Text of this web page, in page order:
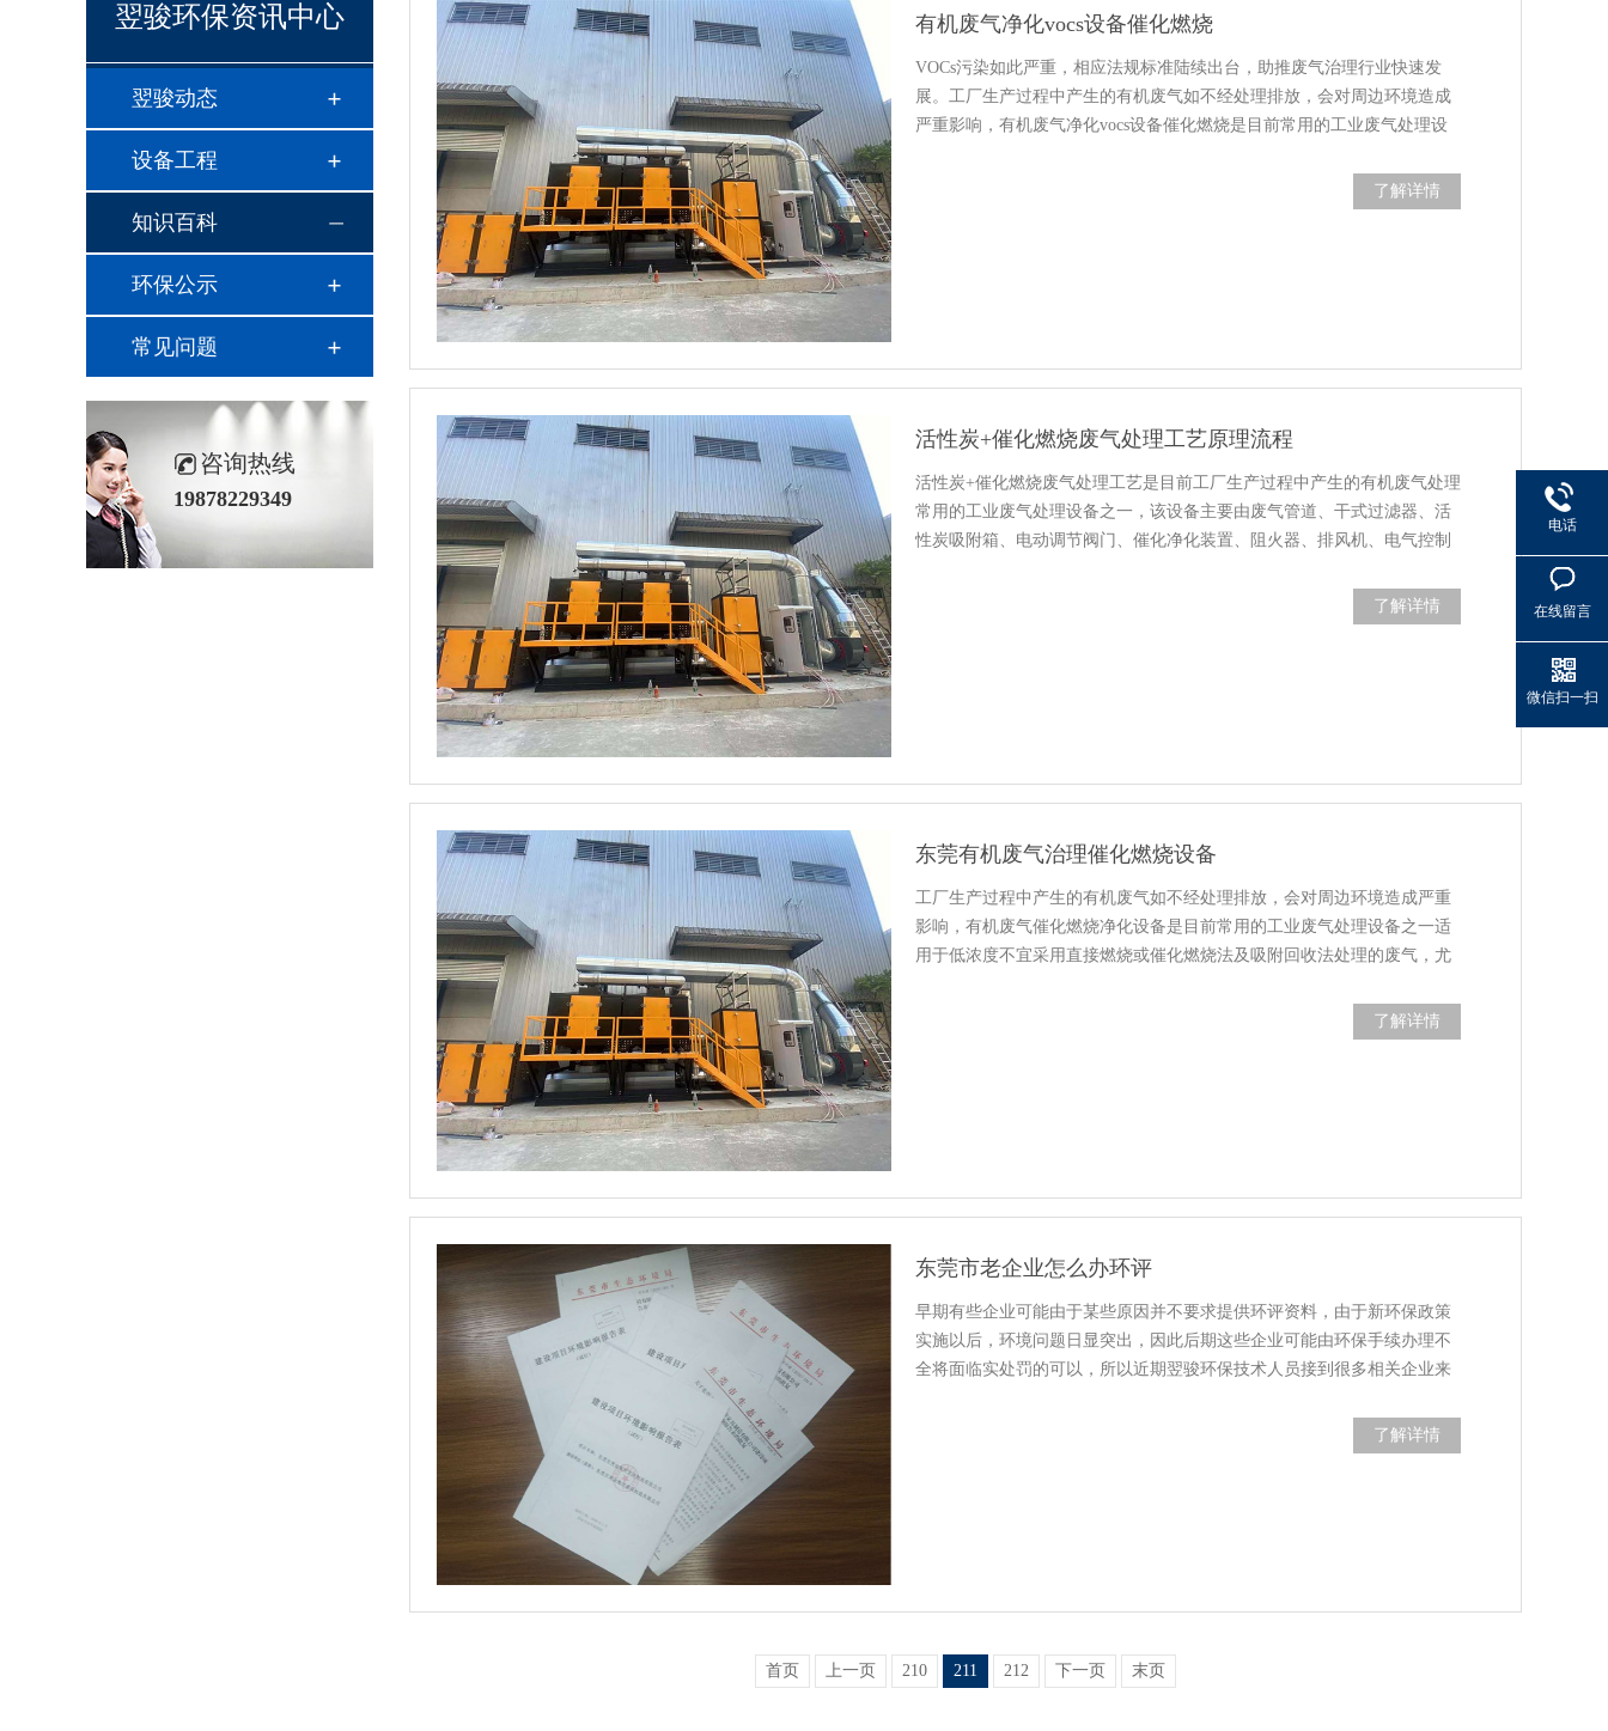
翌骏环保资讯中心
翌骏动态
设备工程
知识百科
环保公示
常见问题
咨询热线
19878229349
有机废气净化vocs设备催化燃烧
VOCs污染如此严重，相应法规标准陆续出台，助推废气治理行业快速发
展。工厂生产过程中产生的有机废气如不经处理排放，会对周边环境造成
严重影响，有机废气净化vocs设备催化燃烧是目前常用的工业废气处理设
了解详情
活性炭+催化燃烧废气处理工艺原理流程
活性炭+催化燃烧废气处理工艺是目前工厂生产过程中产生的有机废气处理
常用的工业废气处理设备之一，该设备主要由废气管道、干式过滤器、活
性炭吸附箱、电动调节阀门、催化净化装置、阻火器、排风机、电气控制
了解详情
东莞有机废气治理催化燃烧设备
工厂生产过程中产生的有机废气如不经处理排放，会对周边环境造成严重
影响，有机废气催化燃烧净化设备是目前常用的工业废气处理设备之一适
用于低浓度不宜采用直接燃烧或催化燃烧法及吸附回收法处理的废气，尤
了解详情
东莞市老企业怎么办环评
早期有些企业可能由于某些原因并不要求提供环评资料，由于新环保政策
实施以后，环境问题日显突出，因此后期这些企业可能由环保手续办理不
全将面临实处罚的可以，所以近期翌骏环保技术人员接到很多相关企业来
了解详情
首页 上一页 210 211 212 下一页 末页
电话
在线留言
微信扫一扫